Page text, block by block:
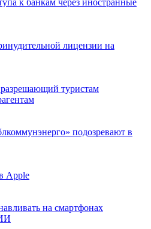
лицензии на
туристам
подозревают в
Apple
на смартфонах